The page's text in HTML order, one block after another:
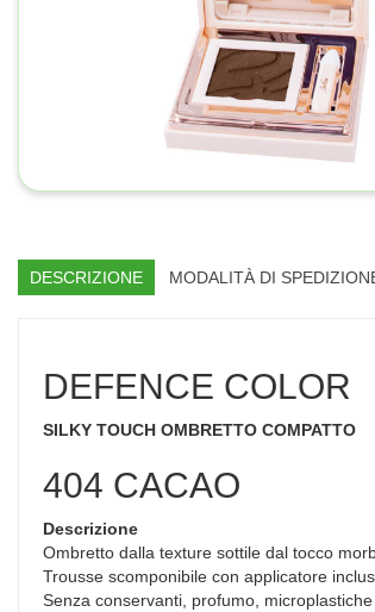
DESCRIZIONE MODALITÀ DI
DEFENCE COLOR
SILKY TOUCH OMBRETTO COMPATTO
404 CACAO
Descrizione
Ombretto dalla texture sottile dal tocco
Trousse scomponibile con applicatore
Senza conservanti, profumo,